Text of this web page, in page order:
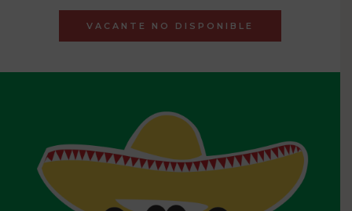
VACANTE NO DISPONIBLE